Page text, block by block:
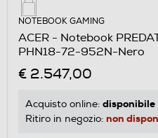
NOTEBOOK GAMING
ACER - Notebook
PHN18-72-952N-Nero
€ 2.547,00
Acquisto online: disponibile
Ritiro in negozio: non